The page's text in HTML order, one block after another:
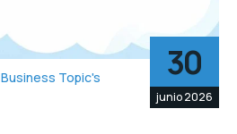
Business Topic's 30
junio 2026